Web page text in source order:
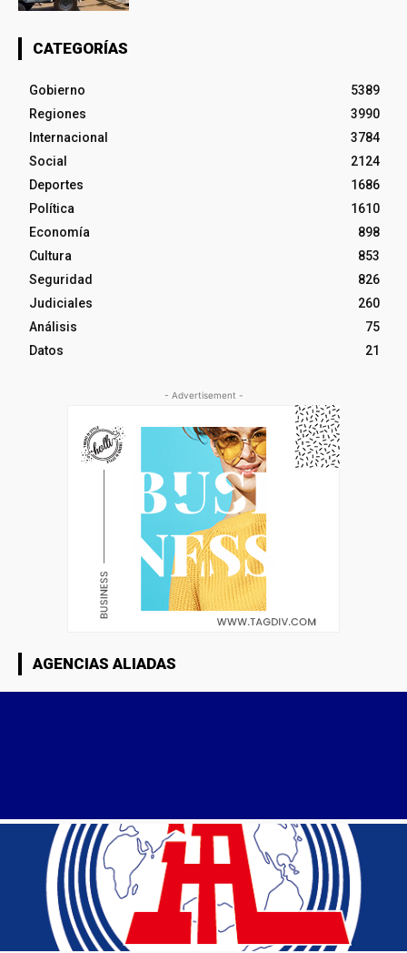
CATEGORÍAS
Gobierno
5389
Regiones
3990
Internacional
3784
Social
2124
Deportes
1686
Política
1610
Economía
898
Cultura
853
Seguridad
826
Judiciales
260
Análisis
75
Datos
21
- Advertisement -
AGENCIAS ALIADAS